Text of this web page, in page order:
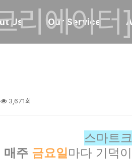
Us Our Service
리에이
3,671회
스마트
매주 금요일 마다 기덕